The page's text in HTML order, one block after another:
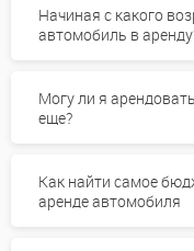
Начиная с какого
автомобиль в
Могу ли я
еще?
Как найти самое
аренде автомобиля